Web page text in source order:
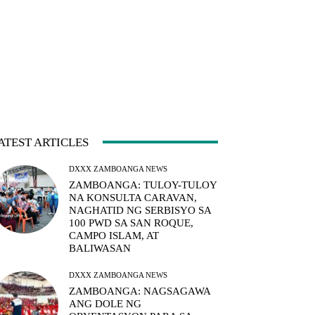
ARTICLES
DXXX ZAMBOANGA NEWS
ZAMBOANGA: TULOY-TULOY
NA KONSULTA CARAVAN,
NAGHATID NG SERBISYO SA
100 PWD SA SAN ROQUE,
CAMPO ISLAM, AT
BALIWASAN
DXXX ZAMBOANGA NEWS
ZAMBOANGA: NAGSAGAWA
ANG DOLE NG